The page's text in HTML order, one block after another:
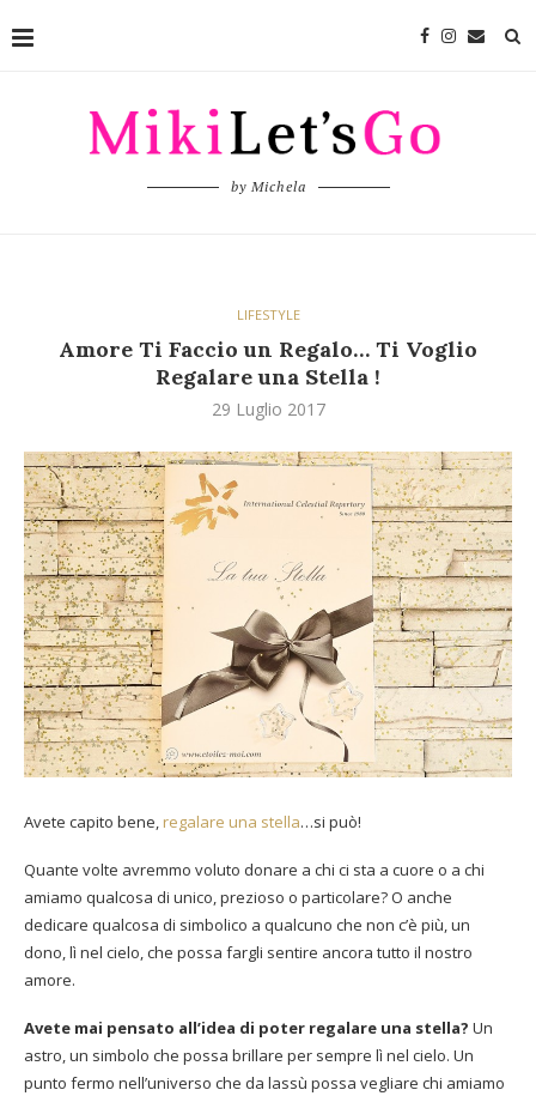
by Michela
LIFESTYLE
Amore Ti Faccio un Regalo… Ti Voglio
Regalare una Stella !
29 Luglio 2017
Avete capito bene, regalare una stella…si può!
Quante volte avremmo voluto donare a chi ci sta a cuore o a chi
amiamo qualcosa di unico, prezioso o particolare? O anche
dedicare qualcosa di simbolico a qualcuno che non c’è più, un
dono, lì nel cielo, che possa fargli sentire ancora tutto il nostro
amore.
Avete mai pensato all’idea di poter regalare una stella? Un
astro, un simbolo che possa brillare per sempre lì nel cielo. Un
punto fermo nell’universo che da lassù possa vegliare chi amiamo